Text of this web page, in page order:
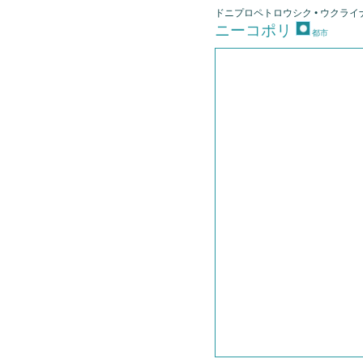
ドニプロペトロウシク • ウクライ
ニーコポリ 都市